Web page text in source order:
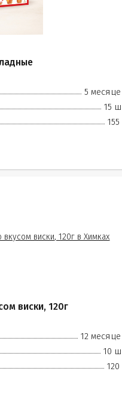
5
15
155
виски, 120г
12
10
120